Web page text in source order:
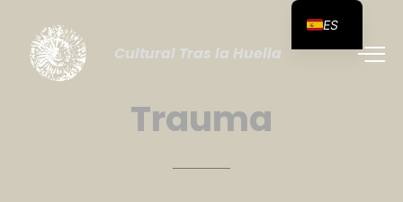
Cultural Tras la Huella
Trauma
ES